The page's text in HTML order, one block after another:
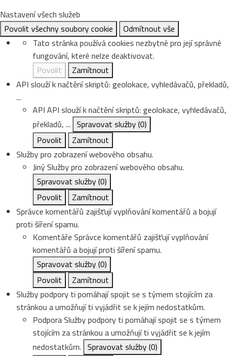
Nastavení všech služeb
Povolit všechny soubory cookie
Odmítnout vše
Tato stránka používá cookies nezbytné pro její správné
fungování, které nelze deaktivovat.
Povolit
Zamítnout
API slouží k načtění skriptů: geolokace, vyhledávačů, překladů,
...
API API slouží k načtění skriptů: geolokace, vyhledávačů,
překladů, ... Spravovat služby(0)
Povolit
Zamítnout
Služby pro zobrazení webového obsahu.
JinýSlužby pro zobrazení webového obsahu.
Spravovat služby(0)
Povolit
Zamítnout
Správce komentářů zajišťují vyplňování komentářů a bojují
proti šíření spamu.
Komentáře Správce komentářů zajišťují vyplňování
komentářů a bojují proti šíření spamu.
Spravovat služby(0)
Povolit
Zamítnout
Služby podpory ti pomáhají spojit se s týmem stojícím za
stránkou a umožňují ti vyjádřit se k jejím nedostatkům.
PodporaSlužby podpory ti pomáhají spojit se s týmem
stojícím za stránkou a umožňují ti vyjádřit se k jejím
nedostatkům. Spravovat služby(0)